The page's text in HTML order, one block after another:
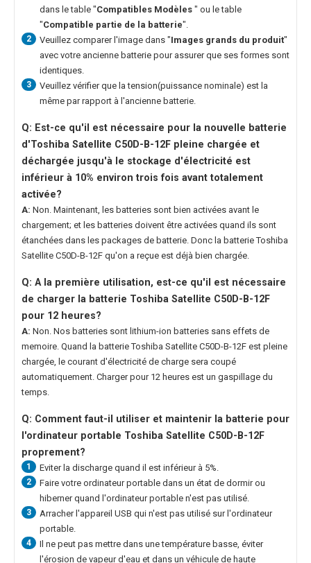
dans le table "Compatibles Modèles " ou le table
"Compatible partie de la batterie".
2 Veuillez comparer l'image dans "Images grands du produit"
avec votre ancienne batterie pour assurer que ses formes sont
identiques.
3
Veuillez vérifier que la tension(puissance nominale) est la
même par rapport à l'ancienne batterie.
Q: Est-ce qu'il est nécessaire pour la nouvelle batterie
d'Toshiba Satellite C50D-B-12F pleine chargée et
déchargée jusqu'à le stockage d'électricité est
inférieur à 10% environ trois fois avant totalement
activée?
A: Non. Maintenant, les batteries sont bien activées avant le
chargement; et les batteries doivent être activées quand ils sont
étanchées dans les packages de batterie. Donc la batterie Toshiba
Satellite C50D-B-12F qu'on a reçue est déjà bien chargée.
Q: A la première utilisation, est-ce qu'il est nécessaire
de charger la batterie Toshiba Satellite C50D-B-12F
pour 12 heures?
A: Non. Nos batteries sont lithium-ion batteries sans effets de
memoire. Quand la batterie Toshiba Satellite C50D-B-12F est pleine
chargée, le courant d'électricité de charge sera coupé
automatiquement. Charger pour 12 heures est un gaspillage du
temps.
Q: Comment faut-il utiliser et maintenir la batterie pour
l'ordinateur portable Toshiba Satellite C50D-B-12F
proprement?
1 Eviter la discharge quand il est inférieur à 5%.
2
Faire votre ordinateur portable dans un état de dormir ou
hiberner quand l'ordinateur portable n'est pas utilisé.
3
Arracher l'appareil USB qui n'est pas utilisé sur l'ordinateur
portable.
4
Il ne peut pas mettre dans une température basse, éviter
l'érosion de vapeur d'eau et dans un véhicule de haute